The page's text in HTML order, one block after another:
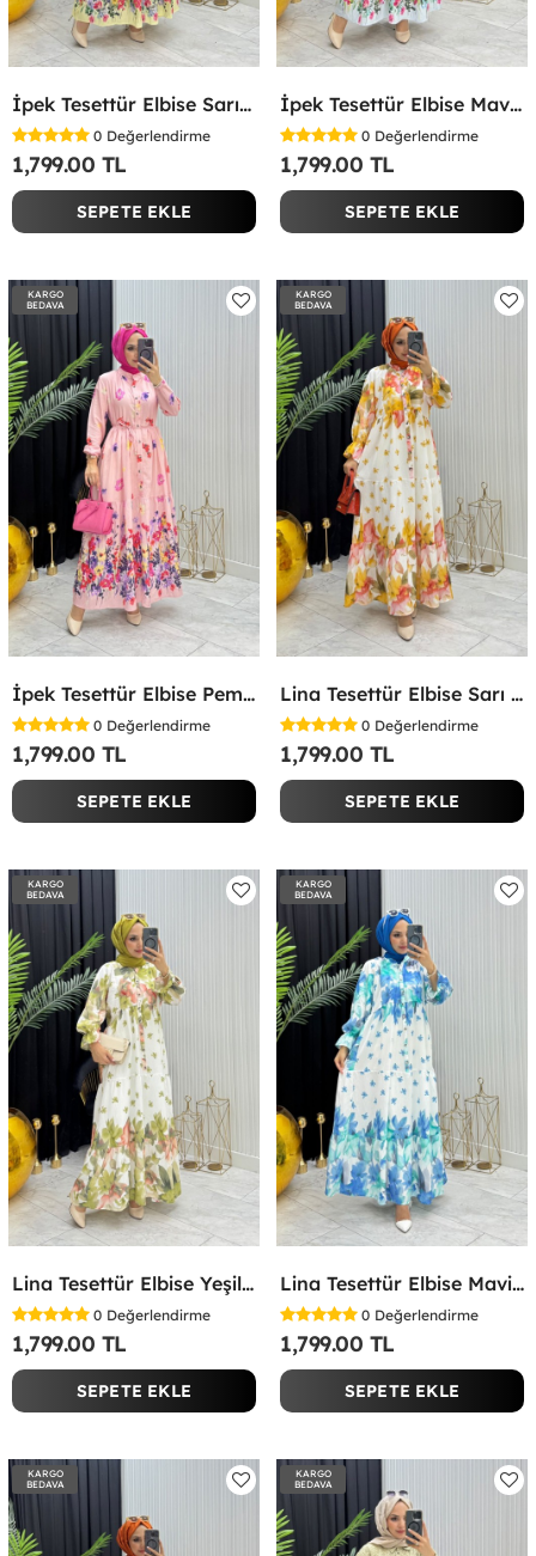
İpek Tesettür Elbise Sarı Sarı
0 Değerlendirme
1,799.00 TL
SEPETE EKLE
İpek Tesettür Elbise Mavi Mavi
0 Değerlendirme
1,799.00 TL
SEPETE EKLE
KARGO
BEDAVA
İpek Tesettür Elbise Pembe Pembe
0 Değerlendirme
1,799.00 TL
SEPETE EKLE
KARGO
BEDAVA
Lina Tesettür Elbise Sarı Sarı
0 Değerlendirme
1,799.00 TL
SEPETE EKLE
KARGO
BEDAVA
Lina Tesettür Elbise Yeşil Yeşil
0 Değerlendirme
1,799.00 TL
SEPETE EKLE
KARGO
BEDAVA
Lina Tesettür Elbise Mavi Mavi
0 Değerlendirme
1,799.00 TL
SEPETE EKLE
KARGO
BEDAVA
KARGO
BEDAVA